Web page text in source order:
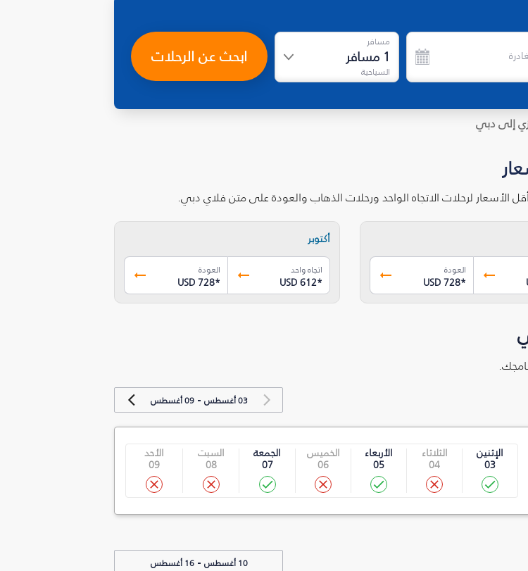
مسافر
1 مسافر
السياحية
ابحث عن الرحلات
إلى دبي
لرحلات الاتجاه الواحد ورحلات الذهاب والعودة على متن فلاي دبي.
العودة
USD 728*
أكتوبر
اتجاه واحد
USD 612*
العودة
USD 728*
03 أغسطس -09 أغسطس
الإثنين
03
الثلاثاء
04
الأربعاء
05
الخميس
06
الجمعة
07
السبت
08
الأحد
09
10 أغسطس -16 أغسطس